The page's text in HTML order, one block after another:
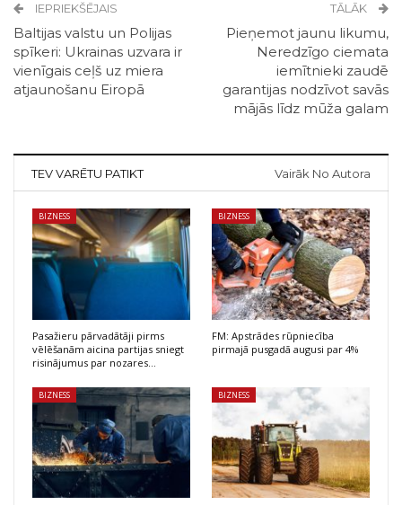
IEPRIEKŠĒJAIS
Baltijas valstu un Polijas
spīkeri: Ukrainas uzvara ir
vienīgais ceļš uz miera
atjaunošanu Eiropā
TĀLĀK
Pieņemot jaunu likumu,
Neredzīgo ciemata
iemītnieki zaudē
garantijas nodzīvot savās
mājās līdz mūža galam
TEV VARĒTU PATIKT Vairāk No Autora
BIZNESS
Pasažieru pārvadātāji pirms
vēlēšanām aicina partijas sniegt
risinājumus par nozares…
BIZNESS
FM: Apstrādes rūpniecība
pirmajā pusgadā augusi par 4%
BIZNESS BIZNESS